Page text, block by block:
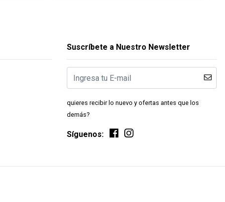
Suscríbete a Nuestro Newsletter
quieres recibir lo nuevo y ofertas antes que los
demás?
Síguenos: